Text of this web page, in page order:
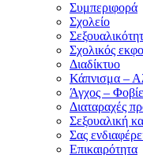
Συμπεριφορά
Σχολείο
Σχολικός
Διαδίκτυο
Κάπνισμα –
Άγχος –
Διαταραχές
Σεξουαλική
Σας
Επικαιρότητα